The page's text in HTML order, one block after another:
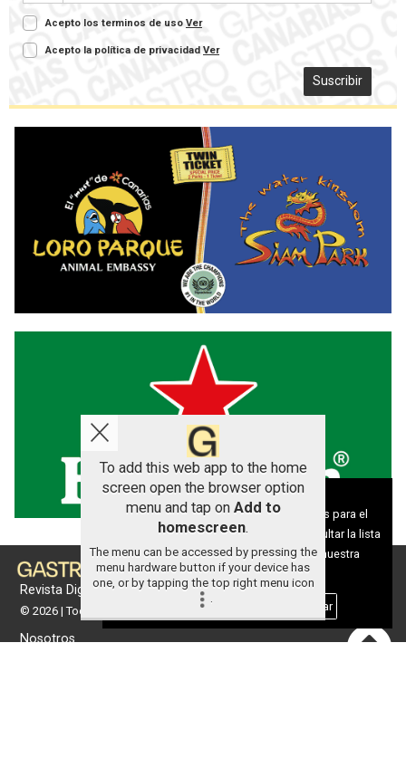
Acepto los terminos de uso Ver
Acepto la política de privacidad Ver
Suscribir
Revista Digital de gastronomía
© 2026 | Todos los derechos reservados
Nosotros
To add this web app to the home
screen open the browser option
menu and tap on Add to
homescreen.
The menu can be accessed by pressing the
menu hardware button if your device has
one, or by tapping the top right menu icon
.
Aviso sobre el Uso de cookies:
Utilizamos cookies nuestras y de terceros para el
funcionamiento del digital. Puedes consultar la lista
de cookies y como desconectarlas. Ver nuestra
Política de Privacidad y Cookies
Aceptar Cookies Personalizar